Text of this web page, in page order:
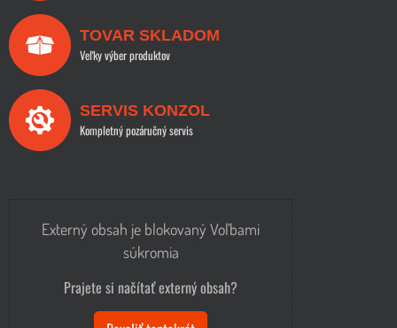
TOVAR SKLADOM
Veľky výber produktov
SERVIS KONZOL
Kompletný pozáručný servis
Externý obsah je blokovaný Voľbami
súkromia
Prajete si načítať externý obsah?